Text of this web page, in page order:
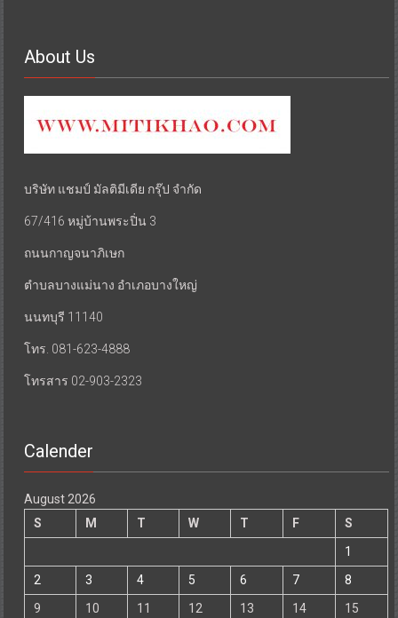
About Us
บริษัท แชมป์ มัลติมีเดีย กรุ๊ป จำกัด
67/416 หมู่บ้านพระปิ่น 3
ถนนกาญจนาภิเษก
ตำบลบางแม่นาง อำเภอบางใหญ่
นนทบุรี 11140
โทร. 081-623-4888
โทรสาร 02-903-2323
Calender
August 2026
S
M T W T F
S
1
2
3 4 5 6 7
8
9
10 11 12 13 14 15